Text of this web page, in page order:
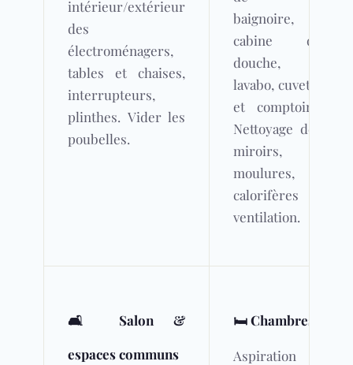
intérieur/extérieur
des
électroménagers,
tables et chaises,
interrupteurs,
plinthes. Vider les
poubelles.
baignoire,
cabine de
douche,
lavabo, cuvette
et comptoirs.
Nettoyage des
miroirs,
moulures,
calorifères et
ventilation.
🛋️ Salon &
espaces communs
🛏️ Chambres
Aspiration et